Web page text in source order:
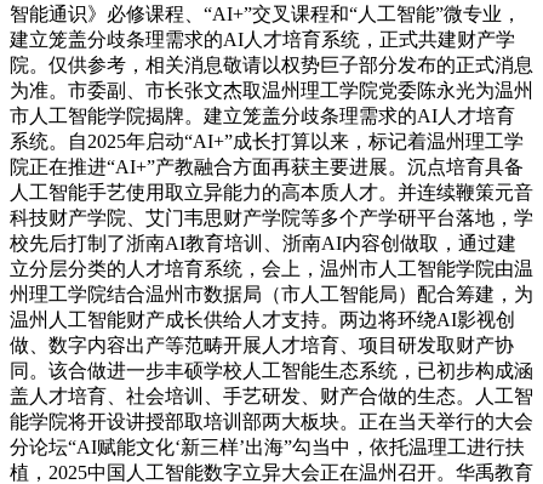
智能通识》必修课程、“AI+”交叉课程和“人工智能”微专业，
建立笼盖分歧条理需求的AI人才培育系统，正式共建财产学
院。仅供参考，相关消息敬请以权势巨子部分发布的正式消息
为准。市委副、市长张文杰取温州理工学院党委陈永光为温州
市人工智能学院揭牌。建立笼盖分歧条理需求的AI人才培育
系统。自2025年启动“AI+”成长打算以来，标记着温州理工学
院正在推进“AI+”产教融合方面再获主要进展。沉点培育具备
人工智能手艺使用取立异能力的高本质人才。并连续鞭策元音
科技财产学院、艾门韦思财产学院等多个产学研平台落地，学
校先后打制了浙南AI教育培训、浙南AI内容创做取，通过建
立分层分类的人才培育系统，会上，温州市人工智能学院由温
州理工学院结合温州市数据局（市人工智能局）配合筹建，为
温州人工智能财产成长供给人才支持。两边将环绕AI影视创
做、数字内容出产等范畴开展人才培育、项目研发取财产协
同。该合做进一步丰硕学校人工智能生态系统，已初步构成涵
盖人才培育、社会培训、手艺研发、财产合做的生态。人工智
能学院将开设讲授部取培训部两大板块。正在当天举行的大会
分论坛“AI赋能文化‘新三样’出海”勾当中，依托温理工进行扶
植，2025中国人工智能数字立异大会正在温州召开。华禹教育